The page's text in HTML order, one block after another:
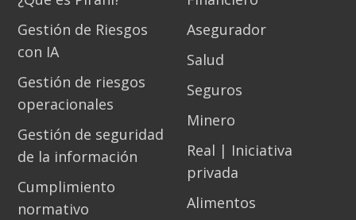
Gestión de Riesgos
con IA
Gestión de riesgos
operacionales
Gestión de seguridad
de la información
Cumplimiento
normativo
Asegurador
Salud
Seguros
Minero
Real | Iniciativa
privada
Alimentos